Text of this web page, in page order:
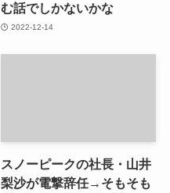
む話でしかないかな
2022-12-14
スノーピークの社長・山井
梨沙が電撃辞任→そもそも